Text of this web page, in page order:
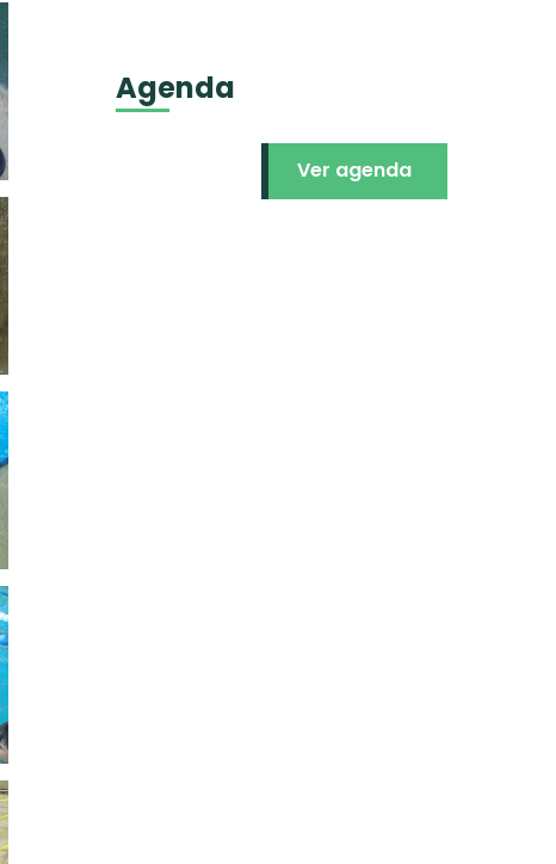
Agenda
Ver agenda